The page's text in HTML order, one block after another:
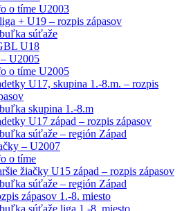
o tíme U2003
+ U19 – rozpis zápasov
súťaže
U18
U2005
o tíme U2005
U17, skupina 1.-8.m. – rozpis
skupina 1.-8.m
U17 západ – rozpis zápasov
súťaže – región Západ
– U2007
o tíme
žiačky U15 západ – rozpis zápasov
súťaže – región Západ
zápasov 1.-8. miesto
súťaže liga 1.-8. miesto